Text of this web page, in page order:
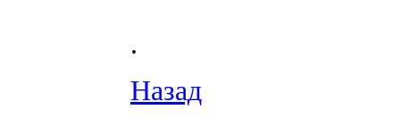
.
Назад